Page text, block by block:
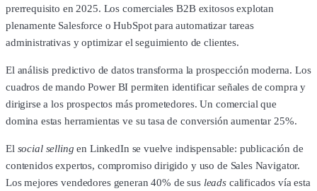
prerrequisito en 2025. Los comerciales B2B exitosos explotan
plenamente Salesforce o HubSpot para automatizar tareas
administrativas y optimizar el seguimiento de clientes.
El análisis predictivo de datos transforma la prospección moderna. Los
cuadros de mando Power BI permiten identificar señales de compra y
dirigirse a los prospectos más prometedores. Un comercial que
domina estas herramientas ve su tasa de conversión aumentar 25%.
El social selling en LinkedIn se vuelve indispensable: publicación de
contenidos expertos, compromiso dirigido y uso de Sales Navigator.
Los mejores vendedores generan 40% de sus leadscalificados vía esta